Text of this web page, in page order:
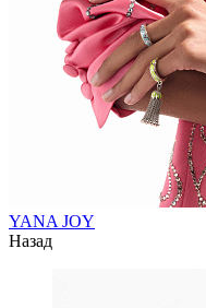
YANA JOY
Назад